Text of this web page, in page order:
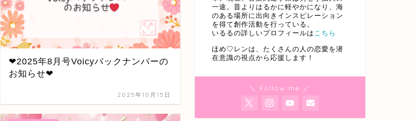
❤2025年8月号Voicyバックナンバーの
お知らせ❤
2025年10月15日
一途。昔よりはるかに軽やかになり、海
のある場所に出向きインスピレーション
を得て創作活動を行っている。
いるるの詳しいプロフィールは こちら
ほめ♡レンは、たくさんの人の恋愛を潜
在意識の視点から応援します！
＼ Follow me ／